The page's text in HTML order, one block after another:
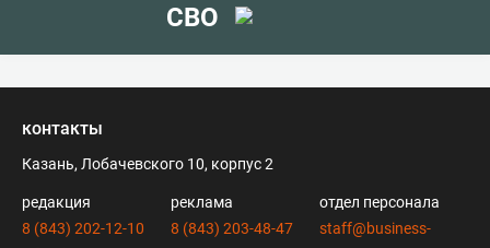
СВО
контакты
Казань, Лобачевского 10, корпус 2
редакция
8 (843) 202-12-10
реклама
8 (843) 203-48-47
отдел персонала
staff@business-